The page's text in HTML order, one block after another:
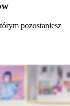
pozostaniesz